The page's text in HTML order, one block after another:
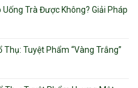
Uống Trà Được Không? Giải Pháp
Thụ: Tuyệt Phẩm “Vàng Trắng”